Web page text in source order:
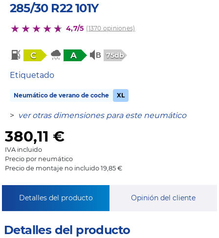
285/30 R22 101Y
4,7/5 (1370 opiniones)
C A 75db
Etiquetado
Neumático de verano de coche XL
> ver otras dimensiones para este neumático
380,11 €
IVA incluido
Precio por neumático
Precio de montaje no incluido 19,85 €
Detalles del producto Opinión del cliente
Detalles del producto